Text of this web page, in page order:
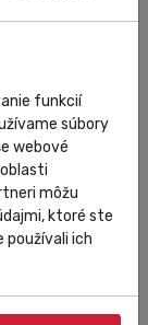
vitamín
Na
funkcií
súbory
webové
môžu
ktoré ste
používali ich